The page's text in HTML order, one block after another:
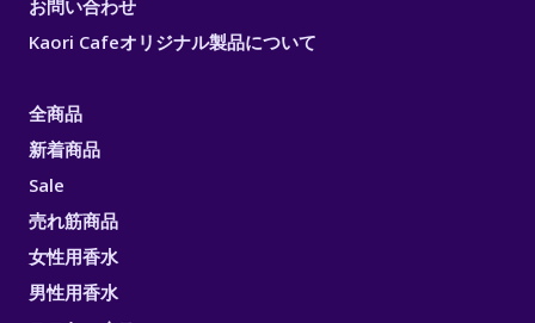
お問い合わせ
Kaori Cafeオリジナル製品について
全商品
新着商品
Sale
売れ筋商品
女性用香水
男性用香水